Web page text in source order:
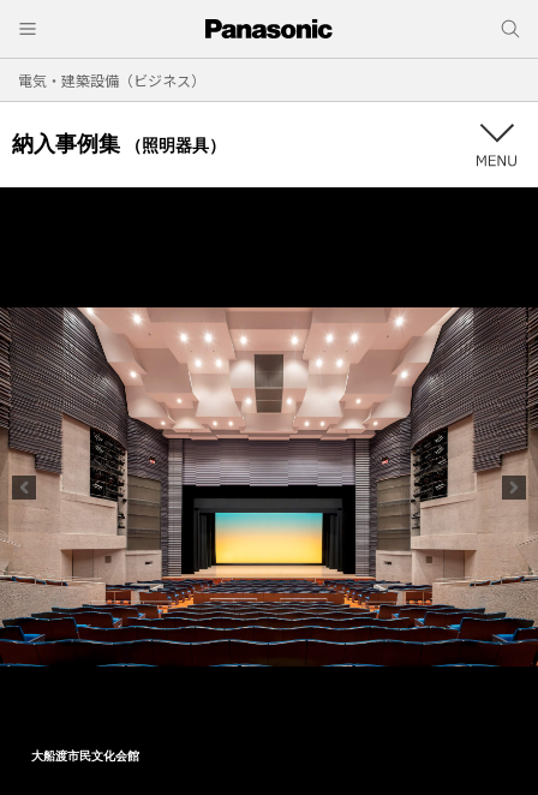
電気・建築設備（ビジネス）
納入事例集 （照明器具）
大船渡市民文化会館